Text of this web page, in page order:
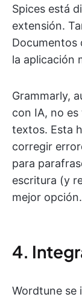
Spices está
extensión.
Documentos
la aplicación
Grammarly,
con IA, no
textos. Esta
corregir
para
escritura (y
mejor opción.
4.
Wordtune se